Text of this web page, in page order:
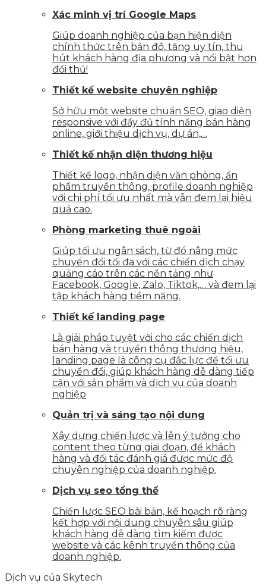
Xác minh vị trí Google Maps
Giúp doanh nghiệp của bạn hiện diện
chính thức trên bản đồ, tăng uy tín, thu
hút khách hàng địa phương và nổi bật hơn
đối thủ!
Thiết kế website chuyên nghiệp
Sở hữu một website chuẩn SEO, giao diện
responsive với đầy đủ tính năng bán hàng
online, giới thiệu dịch vụ, dự án,…
Thiết kế nhận diện thương hiệu
Thiết kế logo, nhận diện văn phòng, ấn
phẩm truyền thông, profile doanh nghiệp
với chi phí tối ưu nhất mà vẫn đem lại hiệu
quả cao.
Phòng marketing thuê ngoài
Giúp tối ưu ngân sách, từ đó nâng mức
chuyển đổi tối đa với các chiến dịch chạy
quảng cáo trên các nền tảng như
Facebook, Google, Zalo, Tiktok,… và đem lại
tập khách hàng tiềm năng.
Thiết kế landing page
Là giải pháp tuyệt vời cho các chiến dịch
bán hàng và truyền thông thương hiệu,
landing page là công cụ đắc lực để tối ưu
chuyển đổi, giúp khách hàng dễ dàng tiếp
cận với sản phẩm và dịch vụ của doanh
nghiệp
Quản trị và sáng tạo nội dung
Xây dựng chiến lược và lên ý tưởng cho
content theo từng giai đoạn, để khách
hàng và đối tác đánh giá được mức độ
chuyên nghiệp của doanh nghiệp.
Dịch vụ seo tổng thể
Chiến lược SEO bài bản, kế hoạch rõ ràng
kết hợp với nội dung chuyên sâu giúp
khách hàng dễ dàng tìm kiếm được
website và các kênh truyền thông của
doanh nghiệp.
Dịch vụ của Skytech